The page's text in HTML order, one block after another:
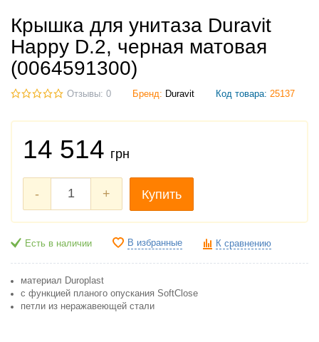
Крышка для унитаза Duravit
Happy D.2, черная матовая
(0064591300)
Отзывы: 0 Бренд: Duravit Код товара: 25137
14 514 грн
- + Купить
Есть в наличии В избранные К сравнению
материал Duroplast
с функцией планого опускания SoftClose
петли из неражавеющей стали